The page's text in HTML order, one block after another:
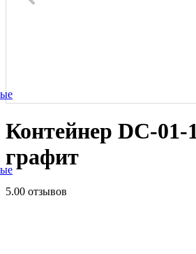
Контейнер DC-01-
графит
5.00 отзывов